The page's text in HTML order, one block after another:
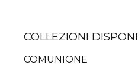
COLLEZIONI
COMUNIONE